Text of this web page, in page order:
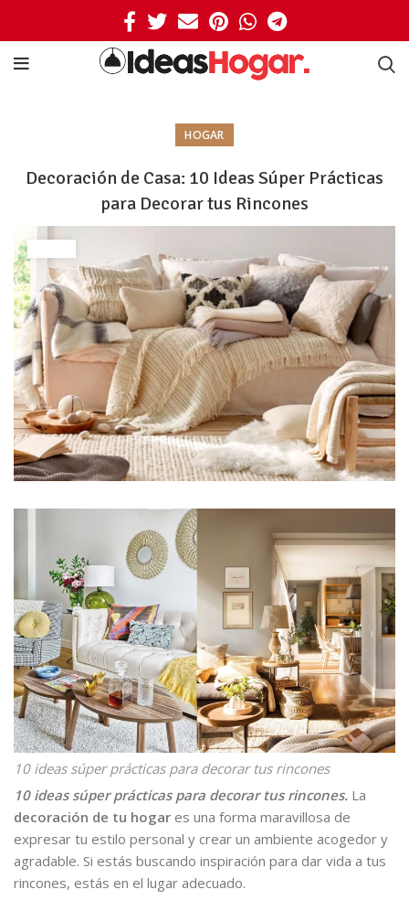
HOGAR
Decoración de Casa: 10 Ideas Súper Prácticas
para Decorar tus Rincones
10 ideas súper prácticas para decorar tus rincones
10 ideas súper prácticas para decorar tus rincones. La
decoración de tu hogar es una forma maravillosa de
expresar tu estilo personal y crear un ambiente acogedor y
agradable. Si estás buscando inspiración para dar vida a tus
rincones, estás en el lugar adecuado.